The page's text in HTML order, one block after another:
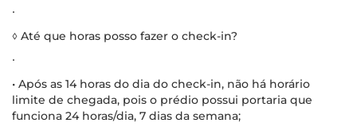
∙
◊ Até que horas posso fazer o check-in?
∙
• Após as 14 horas do dia do check-in, não há horário
limite de chegada, pois o prédio possui portaria que
funciona 24 horas/dia, 7 dias da semana;